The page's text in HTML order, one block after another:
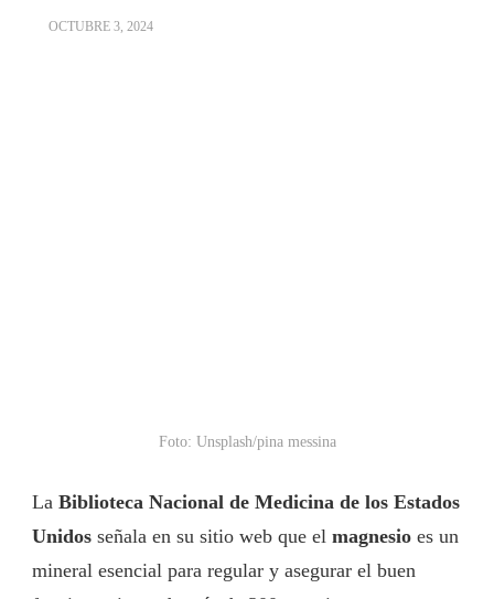
OCTUBRE 3, 2024
Foto: Unsplash/pina messina
La Biblioteca Nacional de Medicina de los Estados
Unidos señala en su sitio web que el magnesio es un
mineral esencial para regular y asegurar el buen